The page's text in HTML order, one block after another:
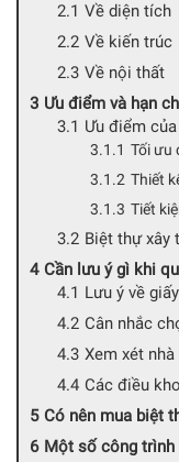
Về diện tích
Về kiến trúc
Về nội thất
Ưu điểm và hạn
Ưu điểm
Tối ưu
Thiết
Tiết
Biệt thự xây
Cần lưu ý gì khi
Lưu ý về
Cân nhắc
Xem xét
Các điều
Có nên mua biệt
Một số công